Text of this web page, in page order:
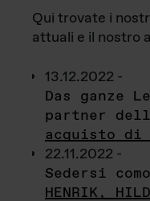
Qui trovate i
attuali e il nostro
13.12.2022 -
Das ganze
partner
acquisto di
22.11.2022 -
Sedersi
HENRIK,